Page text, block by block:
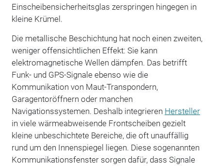
Einscheibensicherheitsglas zerspringen hingegen in
kleine Krümel.
Die metallische Beschichtung hat noch einen zweiten,
weniger offensichtlichen Effekt: Sie kann
elektromagnetische Wellen dämpfen. Das betrifft
Funk- und GPS-Signale ebenso wie die
Kommunikation von Maut-Transpondern,
Garagentoröffnern oder manchen
Navigationssystemen. Deshalb integrieren Hersteller
in viele wärmeabweisende Frontscheiben gezielt
kleine unbeschichtete Bereiche, die oft unauffällig
rund um den Innenspiegel liegen. Diese sogenannten
Kommunikationsfenster sorgen dafür, dass Signale